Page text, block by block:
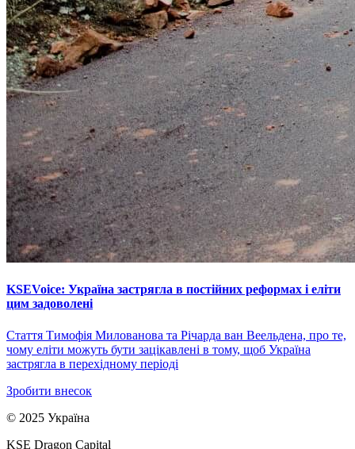
KSEVoice: Україна застрягла в постійних реформах і еліти
цим задоволені
Стаття Тимофія Милованова та Річарда ван Веельдена, про те,
чому еліти можуть бути зацікавлені в тому, щоб Україна
застрягла в перехідному періоді
Зробити внесок
© 2025 Україна
KSE Dragon Capital